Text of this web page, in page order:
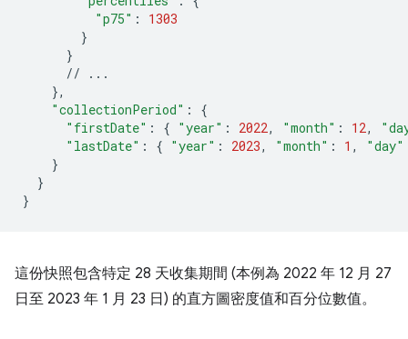
"p75" :
1303
}
}
//
}
"collectionPeriod" :
{
"firstDate" : { "year" : 2022, "month" : 12,
"lastDate" : { "year" : 2023, "month" : 1 , "day"
}
}
}
這份快照包含特定 28 天收集期間 (本例為 2022 年 12 月 27
日至 2023 年 1 月 23 日) 的直方圖密度值和百分位數值。